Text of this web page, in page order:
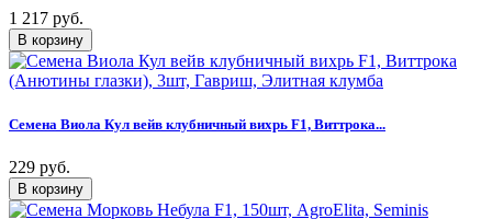
1 217 руб.
Семена Виола Кул вейв клубничный вихрь F1, Виттрока...
229 руб.